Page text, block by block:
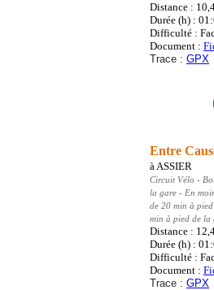
Distance :
Durée (h) :
Difficulté :
Document :
Trace : GPX
Entre
àASSIER
Circuit Vélo -
la gare - En
de 20 min à
min à pied de la
Distance :
Durée (h) :
Difficulté :
Document :
Trace : GPX